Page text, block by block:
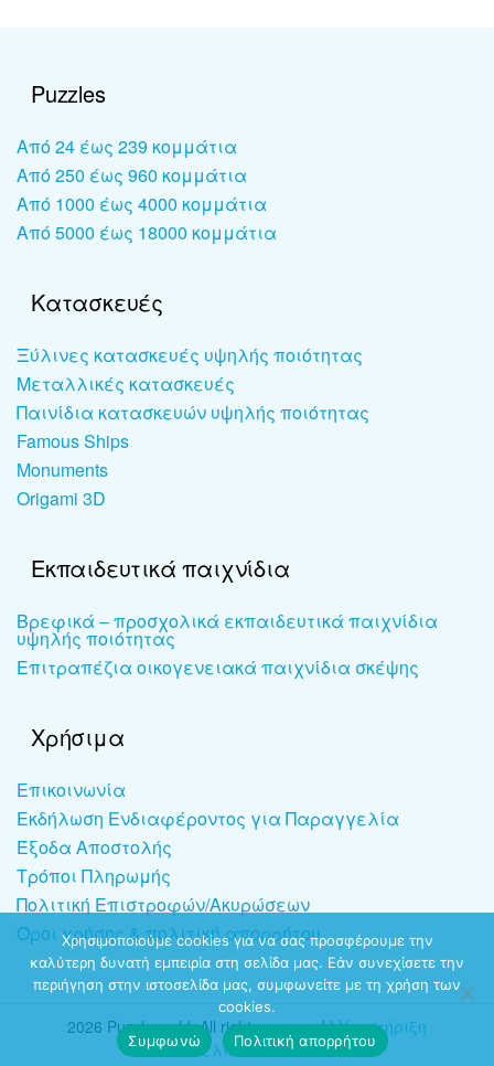
Puzzles
Από 24 έως 239 κομμάτια
Από 250 έως 960 κομμάτια
Από 1000 έως 4000 κομμάτια
Από 5000 έως 18000 κομμάτια
Κατασκευές
Ξύλινες κατασκευές υψηλής ποιότητας
Μεταλλικές κατασκευές
Παινίδια κατασκευών υψηλής ποιότητας
Famous Ships
Monuments
Origami 3D
Εκπαιδευτικά παιχνίδια
Βρεφικά – προσχολικά εκπαιδευτικά παιχνίδια
υψηλής ποιότητας
Επιτραπέζια οικογενειακά παιχνίδια σκέψης
Χρήσιμα
Επικοινωνία
Εκδήλωση Ενδιαφέροντος για Παραγγελία
Έξοδα Αποστολής
Τρόποι Πληρωμής
Πολιτική Επιστροφών/Ακυρώσεων
Όροι χρήσης & πολιτική απορρήτου
2026 Puzzleworld. All rights reserved |Υποστήριξη
ιστοσελίδων-dezitech.
Χρησιμοποιούμε cookies για να σας προσφέρουμε την
καλύτερη δυνατή εμπειρία στη σελίδα μας. Εάν συνεχίσετε την
περιήγηση στην ιστοσελίδα μας, συμφωνείτε με τη χρήση των
cookies.
Συμφωνώ
Πολιτική απορρήτου